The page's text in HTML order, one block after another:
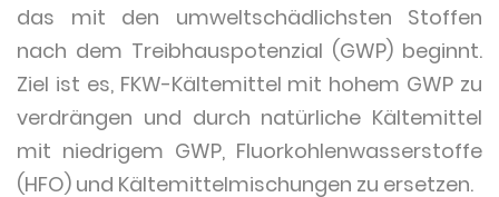
das mit den umweltschädlichsten Stoffen
nach dem Treibhauspotenzial (GWP) beginnt.
Ziel ist es, FKW-Kältemittel mit hohem GWP zu
verdrängen und durch natürliche Kältemittel
mit niedrigem GWP, Fluorkohlenwasserstoffe
(HFO) und Kältemittelmischungen zu ersetzen.